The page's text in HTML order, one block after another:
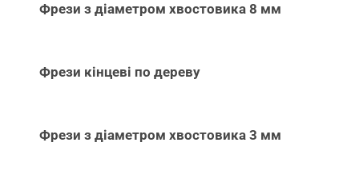
Фрези з діаметром хвостовика 8 мм
Фрези кінцеві по дереву
Фрези з діаметром хвостовика 3 мм